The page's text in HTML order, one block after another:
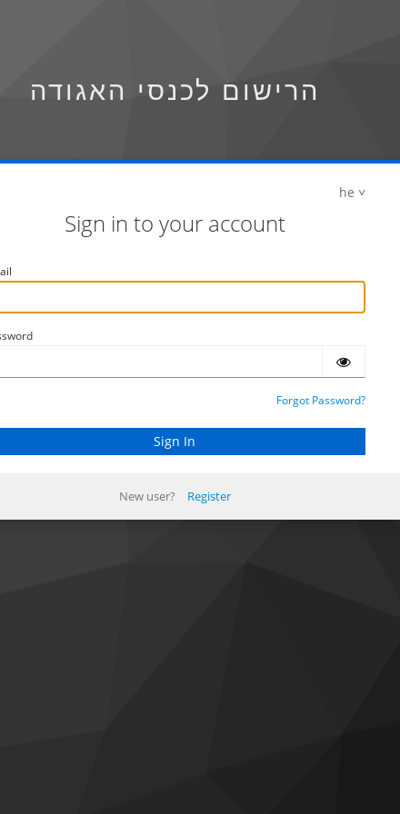
הרישום לכנסי האגודה
he
Sign in to your account
Forgot Password?
New user? Register